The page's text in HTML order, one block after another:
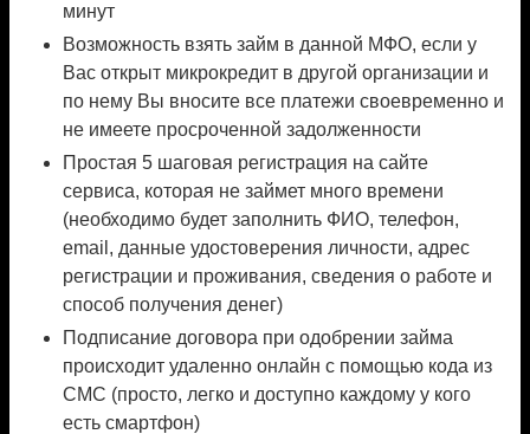
минут
Возможность взять займ в данной МФО, если у
Вас открыт микрокредит в другой организации и
по нему Вы вносите все платежи своевременно и
не имеете просроченной задолженности
Простая 5 шаговая регистрация на сайте
сервиса, которая не займет много времени
(необходимо будет заполнить ФИО, телефон,
email, данные удостоверения личности, адрес
регистрации и проживания, сведения о работе и
способ получения денег)
Подписание договора при одобрении займа
происходит удаленно онлайн с помощью кода из
СМС (просто, легко и доступно каждому у кого
есть смартфон)